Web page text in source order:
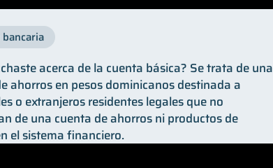
acerca de la cuenta básica? Se trata de una
ahorros en pesos dominicanos destinada a
o extranjeros residentes legales que no
de una cuenta de ahorros ni productos de
el sistema financiero.